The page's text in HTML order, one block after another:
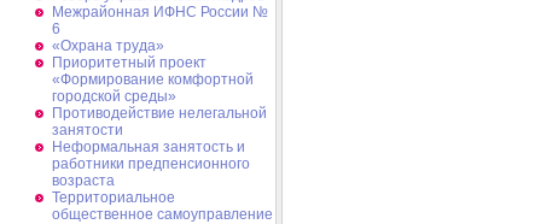
Межрайонная ИФНС России №
6
«Охрана труда»
Приоритетный проект
«Формирование комфортной
городской среды»
Противодействие нелегальной
занятости
Неформальная занятость и
работники предпенсионного
возраста
Территориальное
общественное самоуправление